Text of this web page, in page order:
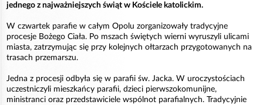
jednego z najważniejszych świąt w Kościele katolickim.
W czwartek parafie w całym Opolu zorganizowały tradycyjne
procesje Bożego Ciała. Po mszach świętych wierni wyruszyli ulicami
miasta, zatrzymując się przy kolejnych ołtarzach przygotowanych na
trasach przemarszu.
Jedna z procesji odbyła się w parafii św. Jacka. W uroczystościach
uczestniczyli mieszkańcy parafii, dzieci pierwszokomunijne,
ministranci oraz przedstawiciele wspólnot parafialnych. Tradycyjnie